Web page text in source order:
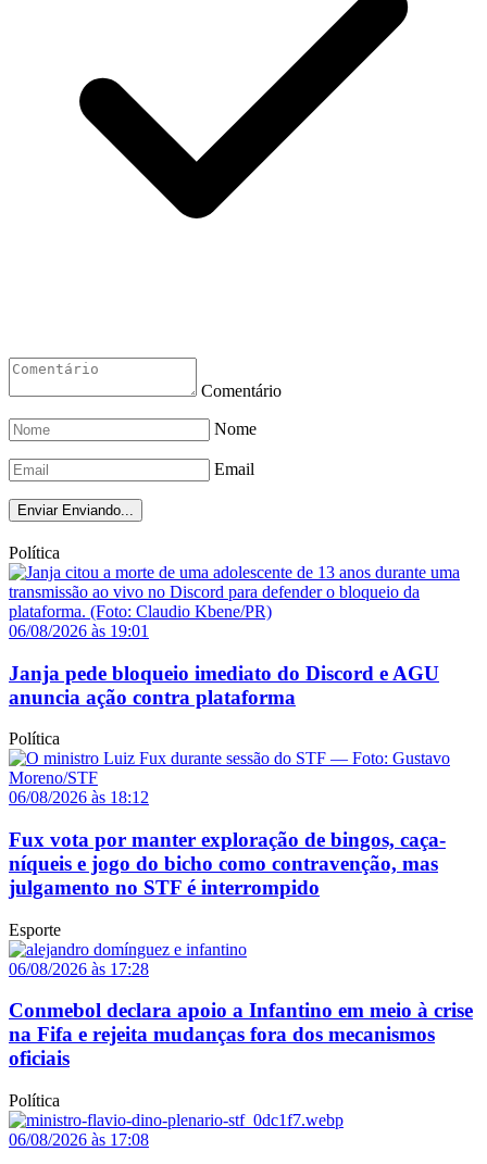
Comentário
Nome
Email
Enviar Enviando...
Política
06/08/2026 às 19:01
Janja pede bloqueio imediato do Discord e AGU
anuncia ação contra plataforma
Política
06/08/2026 às 18:12
Fux vota por manter exploração de bingos, caça-
níqueis e jogo do bicho como contravenção, mas
julgamento no STF é interrompido
Esporte
06/08/2026 às 17:28
Conmebol declara apoio a Infantino em meio à crise
na Fifa e rejeita mudanças fora dos mecanismos
oficiais
Política
06/08/2026 às 17:08